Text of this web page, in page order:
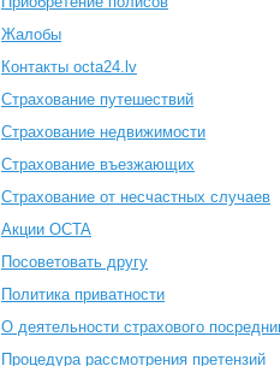
Жалобы
Контакты octa24.lv
Cтрахование путешествий
Cтрахование недвижимости
Страхование въезжающих
Cтрахование от несчастных случаев
Акции OCTA
Посоветовать другу
Политика приватности
О деятельности страхового
Процедура рассмотрения претензий